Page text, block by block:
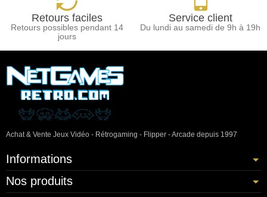
Retours faciles
Retours possibles pendant 14
jours
Service client
Du lundi au samedi de 9h à 19h
Achat & Vente Jeux Vidéo - Rétrogaming - Flipper - Arcade depuis 1997
Informations
Nos produits